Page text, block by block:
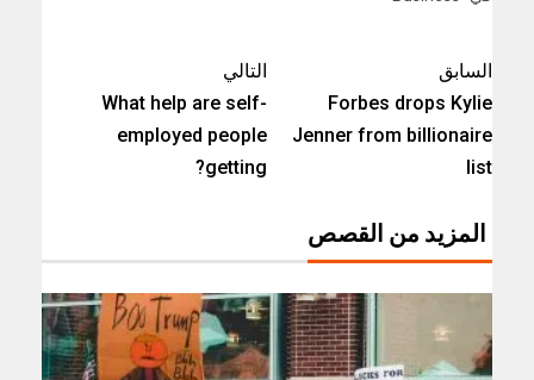
السابق
Forbes drops Kylie
Jenner from billionaire
list
التالي
What help are self-
employed people
getting?
المزيد من القصص